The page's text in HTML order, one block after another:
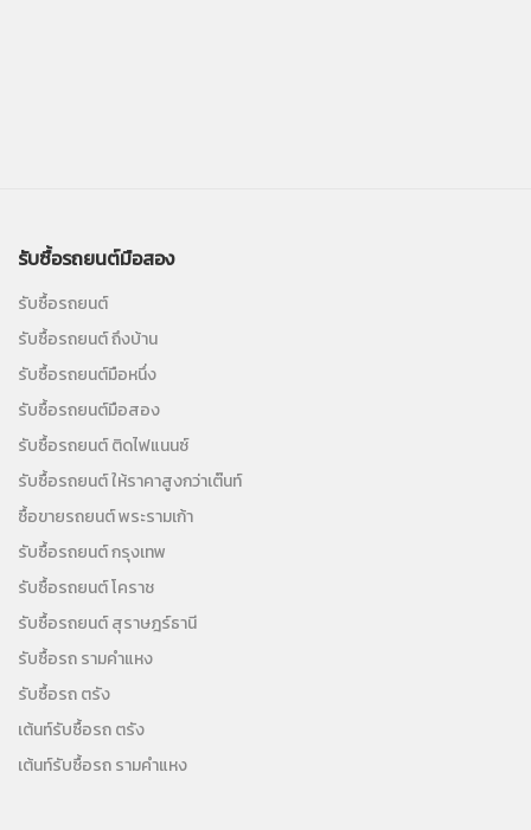
รับซื้อรถยนต์มือสอง
รับซื้อรถยนต์
รับซื้อรถยนต์ ถึงบ้าน
รับซื้อรถยนต์มือหนึ่ง
รับซื้อรถยนต์มือสอง
รับซื้อรถยนต์ ติดไฟแนนซ์
รับซื้อรถยนต์ ให้ราคาสูงกว่าเต๊นท์
ซื้อขายรถยนต์ พระรามเก้า
รับซื้อรถยนต์ กรุงเทพ
รับซื้อรถยนต์ โคราช
รับซื้อรถยนต์ สุราษฎร์ธานี
รับซื้อรถ รามคำแหง
รับซื้อรถ ตรัง
เต้นท์รับซื้อรถ ตรัง
เต้นท์รับซื้อรถ รามคำแหง